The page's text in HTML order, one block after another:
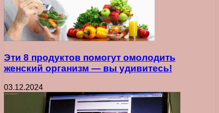
Эти 8 продуктов помогут омолодить
женский организм — вы удивитесь!
03.12.2024